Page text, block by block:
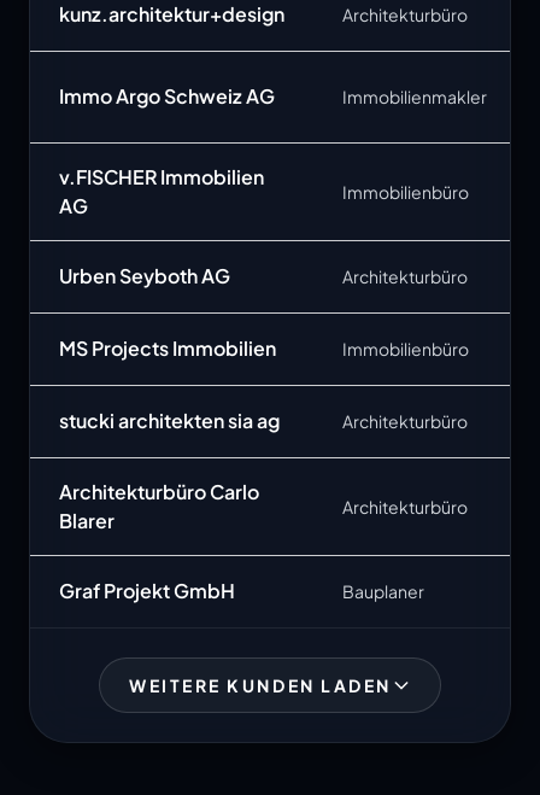
kunz.architektur+design Architekturbüro
Immo Argo Schweiz AG Immobilienmakler
v.FISCHER Immobilien
AG
Immobilienbüro
Urben Seyboth AG Architekturbüro
MS Projects Immobilien Immobilienbüro
stucki architekten sia ag Architekturbüro
Architekturbüro Carlo
Blarer
Architekturbüro
Graf Projekt GmbH Bauplaner
WEITERE KUNDEN LADEN